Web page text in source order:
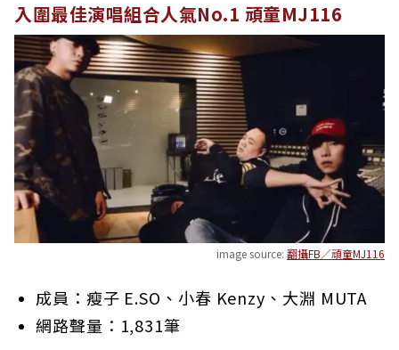
入圍最佳演唱組合人氣No.1 頑童MJ116
image source: 翻攝FB／頑童MJ116
成員：瘦子 E.SO、小春 Kenzy、大淵 MUTA
網路聲量：1,831筆